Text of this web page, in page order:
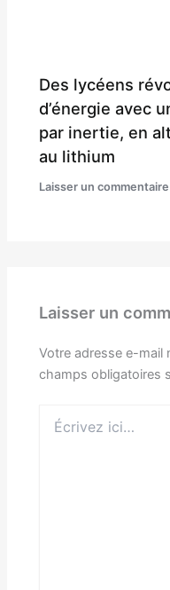
Des lycéens
d’énergie avec
par inertie, en
au lithium
Laisser un commentaire
Laisser un
Votre adresse e-mail
champs obligatoires
ici…